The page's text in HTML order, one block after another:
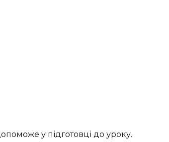
у підготовці до уроку.